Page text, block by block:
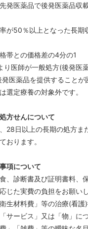
発医薬品で後発医薬品収
が50％以上となった長期
帯との価格差の4分の1
り医師が一般処方(後発医
医薬品を提供することが
選定療養の対象外です。
方せんについて
28日以上の長期の処方ま
おります。
項について
、診断書及び証明書料、
じた実費の負担をお願い
生材料費」等の治療(看護
サービス」又は「物」に